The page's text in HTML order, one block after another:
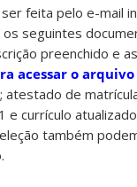
feita pelo e-mail
seguintes
preenchido e
acessar o
atestado de
e currículo
também